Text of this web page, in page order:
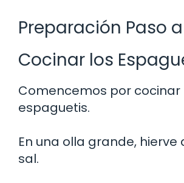
Preparación Paso
Cocinar los
Comencemos por cocinar
espaguetis.
En una olla grande, hierve
sal.